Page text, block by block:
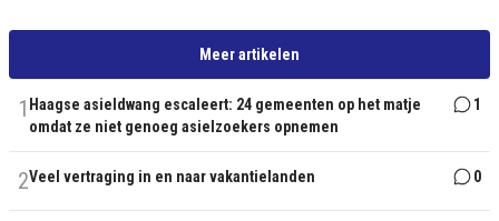
Meer artikelen
1 Haagse asieldwang escaleert: 24 gemeenten op het matje
omdat ze niet genoeg asielzoekers opnemen
1
2Veel vertraging in en naar vakantielanden 0